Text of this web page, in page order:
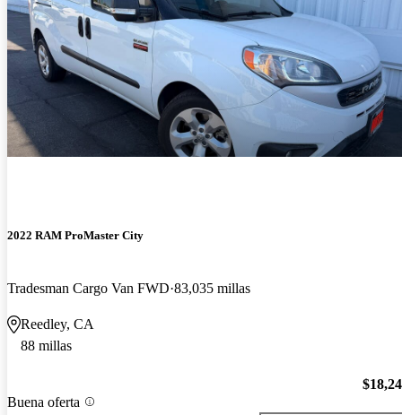
2022 RAM ProMaster City
Tradesman Cargo Van FWD 83,035 millas
Reedley, CA
88 millas
Buena oferta